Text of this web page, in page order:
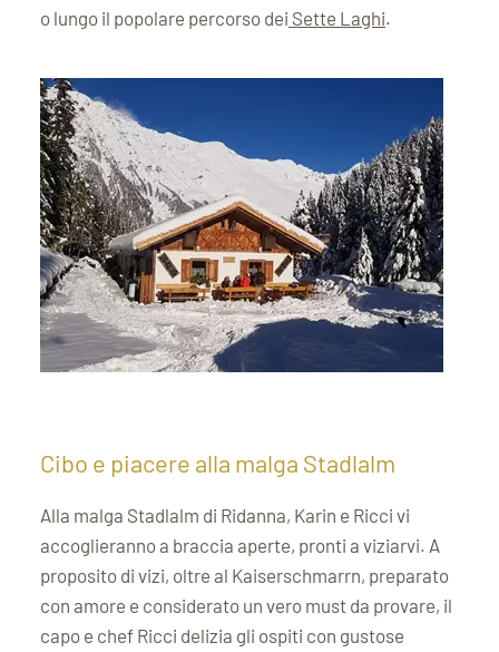
o lungo il popolare percorso dei Sette Laghi.
Cibo e piacere alla malga Stadlalm
Alla malga Stadlalm di Ridanna, Karin e Ricci vi
accoglieranno a braccia aperte, pronti a viziarvi. A
proposito di vizi, oltre al Kaiserschmarrn, preparato
con amore e considerato un vero must da provare, il
capo e chef Ricci delizia gli ospiti con gustose